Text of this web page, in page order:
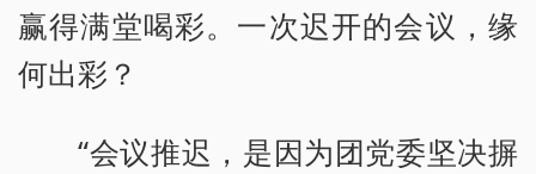
赢得满堂喝彩。一次迟开的会议，缘
何出彩？
“会议推迟，是因为团党委坚决摒